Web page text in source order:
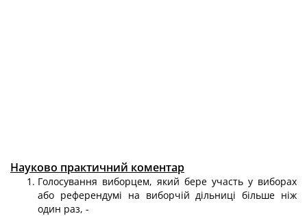
Науково практичний коментар
Голосування виборцем, який бере участь у виборах
або референдумі на ви­борчій дільниці більше ніж
один раз, -